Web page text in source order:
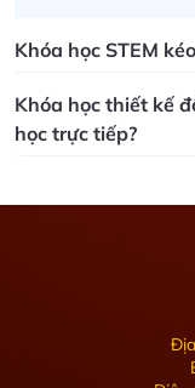
Khóa học STEM
Khóa học thiết kế
học trực tiếp?